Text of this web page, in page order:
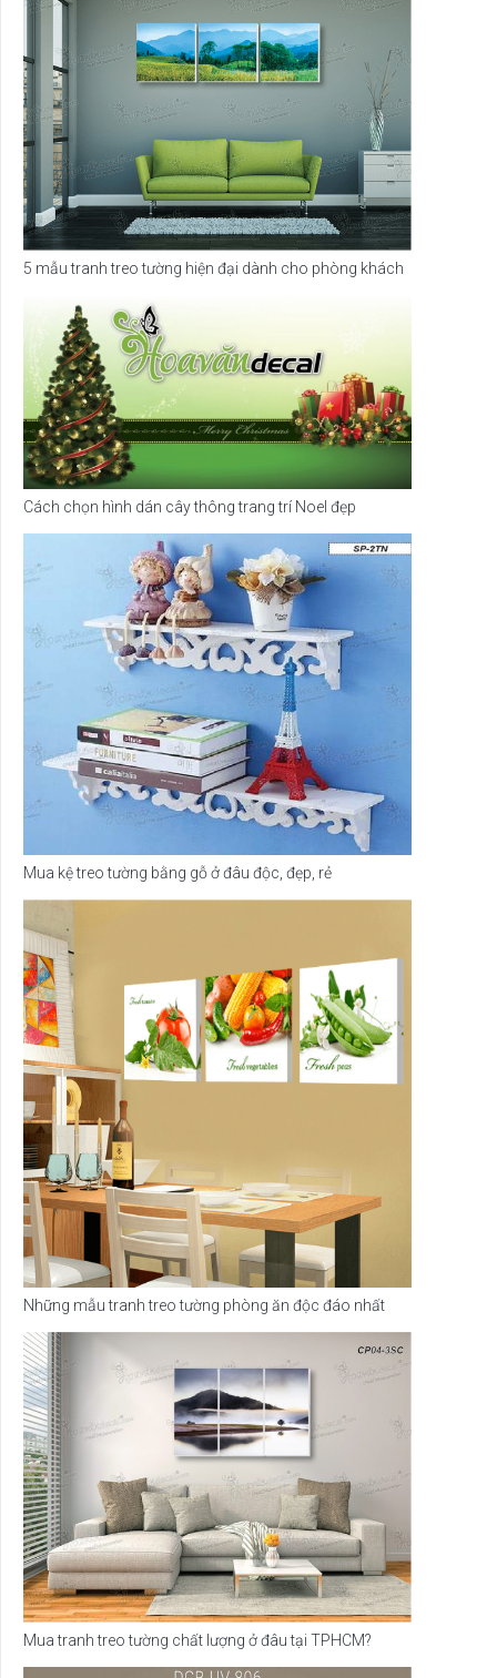
5 mẫu tranh treo tường hiện đại dành cho phòng khách
Cách chọn hình dán cây thông trang trí Noel đẹp
Mua kệ treo tường bằng gỗ ở đâu độc, đẹp, rẻ
Những mẫu tranh treo tường phòng ăn độc đáo nhất
Mua tranh treo tường chất lượng ở đâu tại TPHCM?